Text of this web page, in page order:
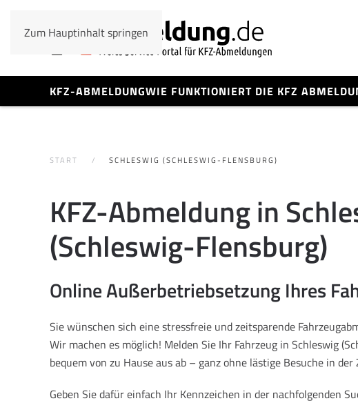
Zum Hauptinhalt springen
KFZ-ABMELDUNGWIE FUNKTIONIERT DIE KFZ
START SCHLESWIG (SCHLESWIG-FLENSBURG)
KFZ-Abmeldung in
(Schleswig-Flensburg)
Online Außerbetriebsetzung Ihres
Sie wünschen sich eine stressfreie und zeitsparende
Wir machen es möglich! Melden Sie Ihr Fahrzeug in Schleswig
bequem von zu Hause aus ab – ganz ohne lästige Besuche in
Geben Sie dafür einfach Ihr Kennzeichen in der nachfolgenden